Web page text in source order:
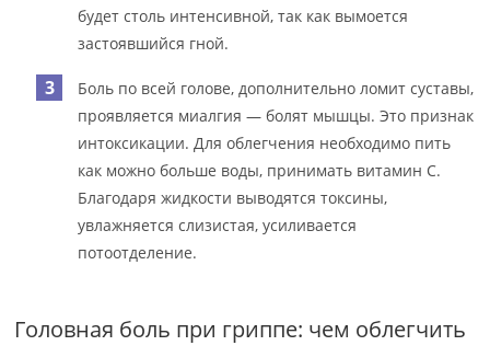
будет столь интенсивной, так как вымоется
застоявшийся гной.
Боль по всей голове, дополнительно ломит суставы,
проявляется миалгия — болят мышцы. Это признак
интоксикации. Для облегчения необходимо пить
как можно больше воды, принимать витамин С.
Благодаря жидкости выводятся токсины,
увлажняется слизистая, усиливается
потоотделение.
Головная боль при гриппе: чем облегчить